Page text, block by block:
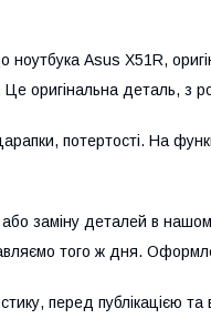
ноутбука Asus X51R,
оригінальна деталь, з
потертості. На
заміну деталей в
того ж дня.
перед публікацією